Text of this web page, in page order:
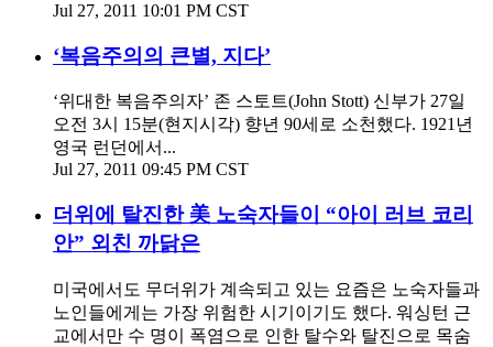
Jul 27, 2011 10:01 PM CST
‘복음주의의 큰별, 지다’
‘위대한 복음주의자’ 존 스토트(John Stott) 신부가 27일
오전 3시 15분(현지시각) 향년 90세로 소천했다. 1921년
영국 런던에서...
Jul 27, 2011 09:45 PM CST
더위에 탈진한 美 노숙자들이 “아이 러브 코리
안” 외친 까닭은
미국에서도 무더위가 계속되고 있는 요즘은 노숙자들과
노인들에게는 가장 위험한 시기이기도 했다. 워싱턴 근
교에서만 수 명이 폭염으로 인한 탈수와 탈진으로 목숨